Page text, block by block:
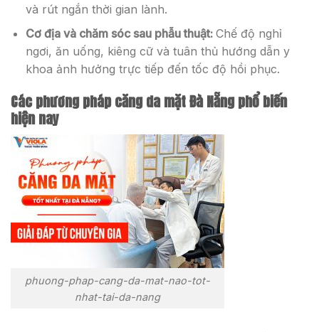
và rút ngắn thời gian lành.
Cơ địa và chăm sóc sau phẫu thuật: Chế độ nghỉ
ngơi, ăn uống, kiêng cữ và tuân thủ hướng dẫn y
khoa ảnh hưởng trực tiếp đến tốc độ hồi phục.
Các phương pháp căng da mặt Đà Nẵng phổ biến
hiện nay
phuong-phap-cang-da-mat-nao-tot-
nhat-tai-da-nang